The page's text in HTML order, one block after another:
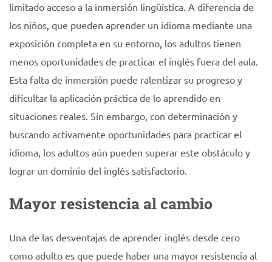
limitado acceso a la inmersión lingüística. A diferencia de
los niños, que pueden aprender un idioma mediante una
exposición completa en su entorno, los adultos tienen
menos oportunidades de practicar el inglés fuera del aula.
Esta falta de inmersión puede ralentizar su progreso y
dificultar la aplicación práctica de lo aprendido en
situaciones reales. Sin embargo, con determinación y
buscando activamente oportunidades para practicar el
idioma, los adultos aún pueden superar este obstáculo y
lograr un dominio del inglés satisfactorio.
Mayor resistencia al cambio
Una de las desventajas de aprender inglés desde cero
como adulto es que puede haber una mayor resistencia al